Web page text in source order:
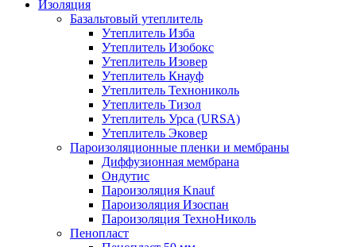
Изоляция
Базальтовый утеплитель
Утеплитель Изба
Утеплитель Изобокс
Утеплитель Изовер
Утеплитель Кнауф
Утеплитель Технониколь
Утеплитель Тизол
Утеплитель Урса (URSA)
Утеплитель Эковер
Пароизоляционные пленки и мембраны
Диффузионная мембрана
Ондутис
Пароизоляция Knauf
Пароизоляция Изоспан
Пароизоляция ТехноНиколь
Пенопласт